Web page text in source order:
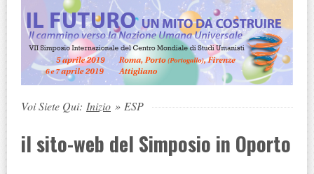
Voi Siete Qui: Inizio » ESP
il sito-web del Simposio in Oporto